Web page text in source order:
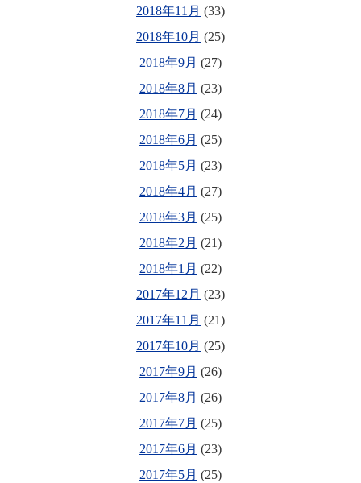
2018年11月 (33)
2018年10月 (25)
2018年9月 (27)
2018年8月 (23)
2018年7月 (24)
2018年6月 (25)
2018年5月 (23)
2018年4月 (27)
2018年3月 (25)
2018年2月 (21)
2018年1月 (22)
2017年12月 (23)
2017年11月 (21)
2017年10月 (25)
2017年9月 (26)
2017年8月 (26)
2017年7月 (25)
2017年6月 (23)
2017年5月 (25)